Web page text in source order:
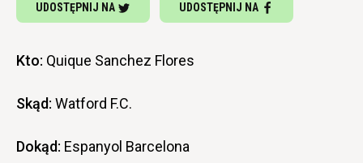
UDOSTĘPNIJ NA UDOSTĘPNIJ NA
Kto: Quique Sanchez Flores
Skąd: Watford F.C.
Dokąd: Espanyol Barcelona